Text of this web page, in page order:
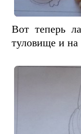
Вот теперь
туловище и